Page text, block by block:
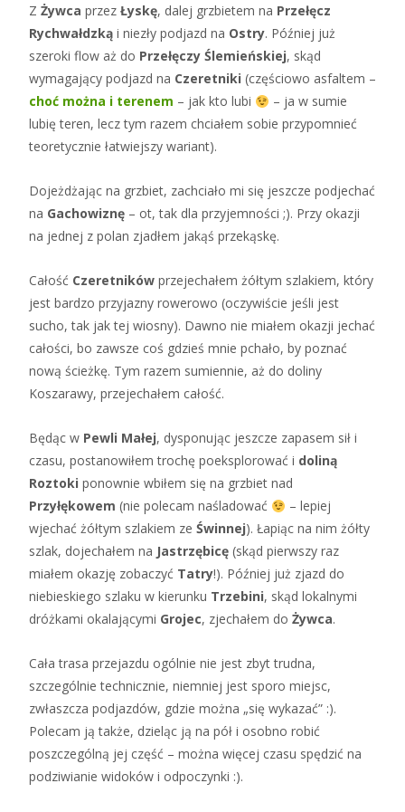
Z Żywca przez Łyskę, dalej grzbietem na Przełęcz
Rychwałdzką i niezły podjazd na Ostry. Później już
szeroki flow aż do Przełęczy Ślemieńskiej, skąd
wymagający podjazd na Czeretniki (częściowo asfaltem –
choć można i terenem – jak kto lubi
– ja w sumie
lubię teren, lecz tym razem chciałem sobie przypomnieć
teoretycznie łatwiejszy wariant).
Dojeżdżając na grzbiet, zachciało mi się jeszcze podjechać
na Gachowiznę – ot, tak dla przyjemności ;). Przy okazji
na jednej z polan zjadłem jakąś przekąskę.
Całość Czeretników przejechałem żółtym szlakiem, który
jest bardzo przyjazny rowerowo (oczywiście jeśli jest
sucho, tak jak tej wiosny). Dawno nie miałem okazji jechać
całości, bo zawsze coś gdzieś mnie pchało, by poznać
nową ścieżkę. Tym razem sumiennie, aż do doliny
Koszarawy, przejechałem całość.
Będąc w Pewli Małej, dysponując jeszcze zapasem sił i
czasu, postanowiłem trochę poeksplorować i doliną
Roztoki ponownie wbiłem się na grzbiet nad
Przyłękowem (nie polecam naśladować
– lepiej
wjechać żółtym szlakiem ze Świnnej). Łapiąc na nim żółty
szlak, dojechałem na Jastrzębicę (skąd pierwszy raz
miałem okazję zobaczyć Tatry!). Później już zjazd do
niebieskiego szlaku w kierunku Trzebini, skąd lokalnymi
dróżkami okalającymi Grojec, zjechałem do Żywca.
Cała trasa przejazdu ogólnie nie jest zbyt trudna,
szczególnie technicznie, niemniej jest sporo miejsc,
zwłaszcza podjazdów, gdzie można „się wykazać” :).
Polecam ją także, dzieląc ją na pół i osobno robić
poszczególną jej część – można więcej czasu spędzić na
podziwianie widoków i odpoczynki :).